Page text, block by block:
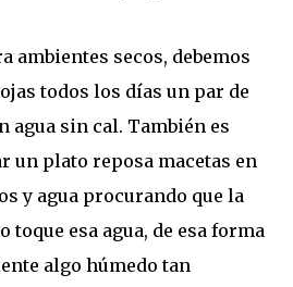
ambientes secos, debemos
todos los días un par de
agua sin cal. También es
un plato reposa macetas en
y agua procurando que la
toque esa agua, de esa forma
algo húmedo tan